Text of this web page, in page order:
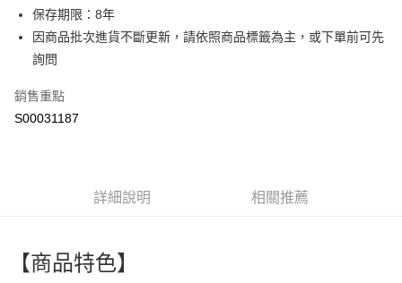
街口支付
全盈+PAY
ATM付款
萊爾富取貨付款
保存期限：8年
因商品批次進貨不斷更新，請依照商品標籤為主，或下單前可先
詢問
銷售重點
S00031187
詳細說明 相關推薦
【商品特色】